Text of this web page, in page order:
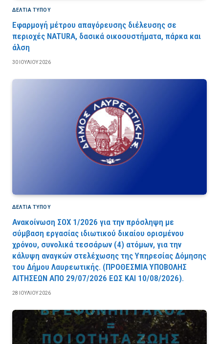
ΔΕΛΤΙΑ ΤΥΠΟΥ
Εφαρμογή μέτρου απαγόρευσης διέλευσης σε
περιοχές NATURA, δασικά οικοσυστήματα, πάρκα και
άλση
30 ΙΟΥΛΊΟΥ 2026
ΔΕΛΤΙΑ ΤΥΠΟΥ
Ανακοίνωση ΣΟΧ 1/2026 για την πρόσληψη με
σύμβαση εργασίας ιδιωτικού δικαίου ορισμένου
χρόνου, συνολικά τεσσάρων (4) ατόμων, για την
κάλυψη αναγκών στελέχωσης της Υπηρεσίας Δόμησης
του Δήμου Λαυρεωτικής. (ΠPOΘEΣMIA YΠOBOΛHΣ
AITHΣEΩN AΠO 29/07/2026 EΩΣ KAI 10/08/2026).
28 ΙΟΥΛΊΟΥ 2026